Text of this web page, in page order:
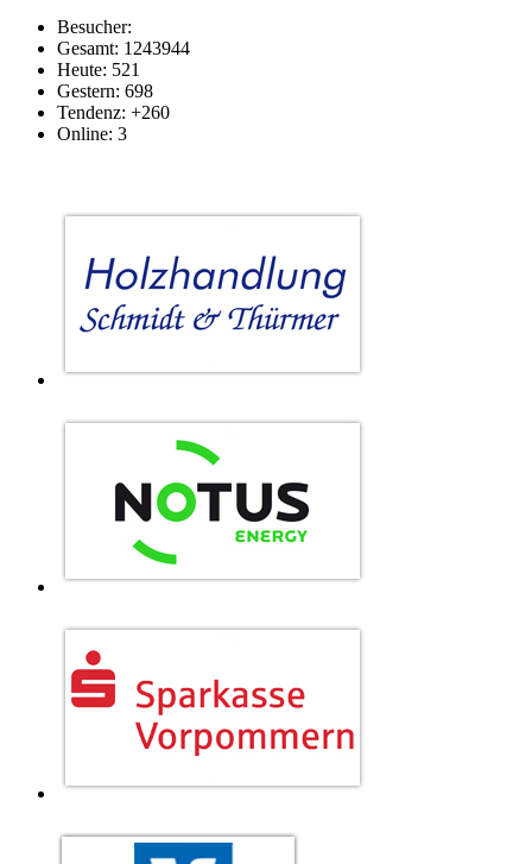
Besucher:
Gesamt: 1243944
Heute: 521
Gestern: 698
Tendenz: +260
Online: 3